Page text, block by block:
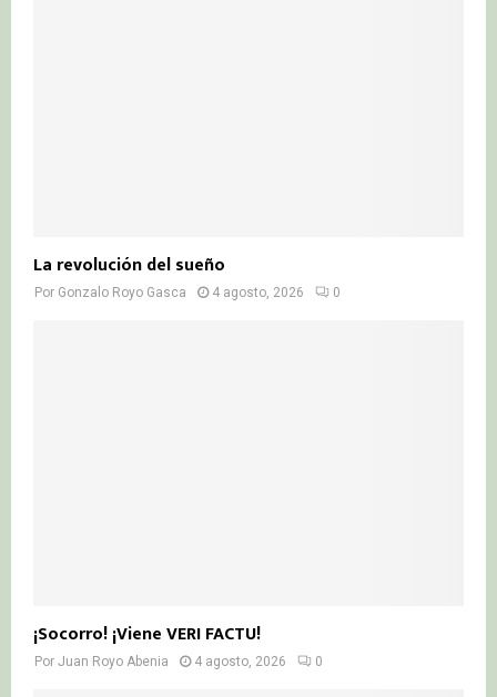
La revolución del sueño
Por Gonzalo Royo Gasca 4 agosto, 2026 0
¡Socorro! ¡Viene VERI FACTU!
Por Juan Royo Abenia 4 agosto, 2026 0